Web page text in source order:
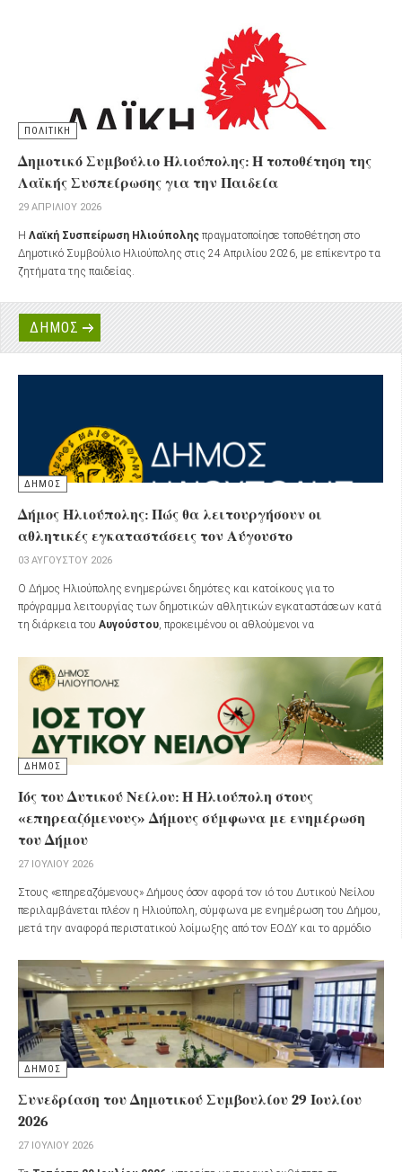
ΠΟΛΙΤΙΚΗ
Δημοτικό Συμβούλιο Ηλιούπολης: Η τοποθέτηση της
Λαϊκής Συσπείρωσης για την Παιδεία
29 ΑΠΡΙΛΊΟΥ 2026
Η Λαϊκή Συσπείρωση Ηλιούπολης πραγματοποίησε τοποθέτηση στο
Δημοτικό Συμβούλιο Ηλιούπολης στις 24 Απριλίου 2026, με επίκεντρο τα
ζητήματα της παιδείας.
ΔΗΜΟΣ
ΔΗΜΟΣ
Δήμος Ηλιούπολης: Πώς θα λειτουργήσουν οι
αθλητικές εγκαταστάσεις τον Αύγουστο
03 ΑΥΓΟΎΣΤΟΥ 2026
Ο Δήμος Ηλιούπολης ενημερώνει δημότες και κατοίκους για το
πρόγραμμα λειτουργίας των δημοτικών αθλητικών εγκαταστάσεων κατά
τη διάρκεια του Αυγούστου, προκειμένου οι αθλούμενοι να
ΔΗΜΟΣ
Ιός του Δυτικού Νείλου: Η Ηλιούπολη στους
«επηρεαζόμενους» Δήμους σύμφωνα με ενημέρωση
του Δήμου
27 ΙΟΥΛΊΟΥ 2026
Στους «επηρεαζόμενους» Δήμους όσον αφορά τον ιό του Δυτικού Νείλου
περιλαμβάνεται πλέον η Ηλιούπολη, σύμφωνα με ενημέρωση του Δήμου,
μετά την αναφορά περιστατικού λοίμωξης από τον ΕΟΔΥ και το αρμόδιο
ΔΗΜΟΣ
Συνεδρίαση του Δημοτικού Συμβουλίου 29 Ιουλίου
2026
27 ΙΟΥΛΊΟΥ 2026